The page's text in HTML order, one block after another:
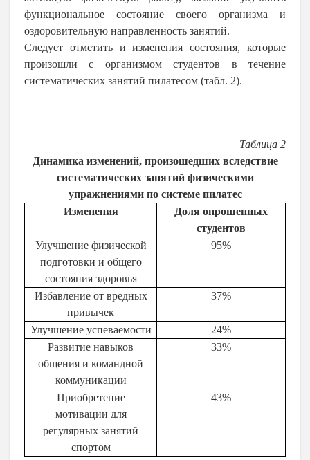
функциональное состояние своего организма и
оздоровительную направленность занятий.
Следует отметить и изменения состояния, которые
произошли с организмом студентов в течение
систематических занятий пилатесом (табл. 2).
Таблица 2
Динамика изменений, произошедших вследствие
систематических занятий физическими
упражнениями по системе пилатес
Изменения
Доля опрошенных
студентов
Улучшение физической
подготовки и общего
состояния здоровья
95%
Избавление от вредных
привычек
37%
Улучшение успеваемости
24%
Развитие навыков
общения и командной
коммуникации
33%
Приобретение
мотивации для
регулярных занятий
спортом
43%